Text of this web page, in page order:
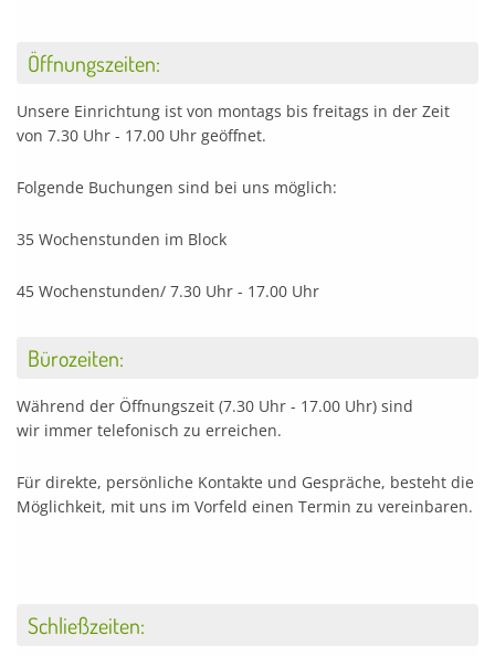
Öffnungszeiten:
Unsere Einrichtung ist von montags bis freitags in der Zeit
von 7.30 Uhr - 17.00 Uhr geöffnet.
Folgende Buchungen sind bei uns möglich:
35 Wochenstunden im Block
45 Wochenstunden/ 7.30 Uhr - 17.00 Uhr
Bürozeiten:
Während der Öffnungszeit (7.30 Uhr - 17.00 Uhr) sind
wir immer telefonisch zu erreichen.
Für direkte, persönliche Kontakte und Gespräche, besteht die
Möglichkeit, mit uns im Vorfeld einen Termin zu vereinbaren.
Schließzeiten: